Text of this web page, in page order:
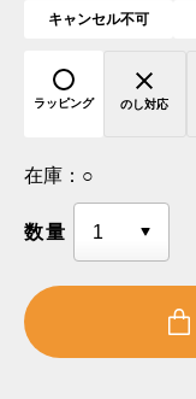
キャンセル不可
ラッピング のし対応
在庫： ○
数量